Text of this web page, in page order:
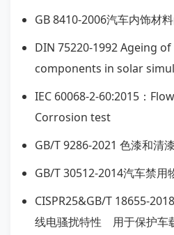
GB 8410-2006汽车内饰材
DIN 75220-1992 Ageing
components in solar
IEC 60068-2-60:2015：
Corrosion test
GB/T 9286-2021 色漆和清
GB/T 30512-2014汽车禁用
CISPR25&GB/T 18655-
线电骚扰特性 用于保护车